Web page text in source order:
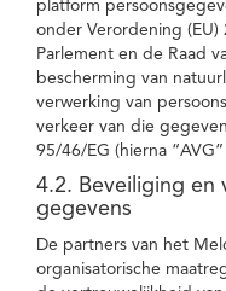
platform
onder Verordening
Parlement en de Raad
bescherming van
verwerking van
verkeer van die
95/46/EG (hierna “AVG”
4.2. Beveiliging en
gegevens
De partners van het
organisatorische